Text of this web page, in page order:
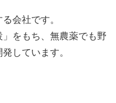
会社です。
をもち、無農薬でも野
しています。